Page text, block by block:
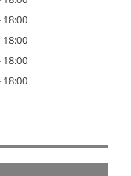
18:00
18:00
18:00
18:00